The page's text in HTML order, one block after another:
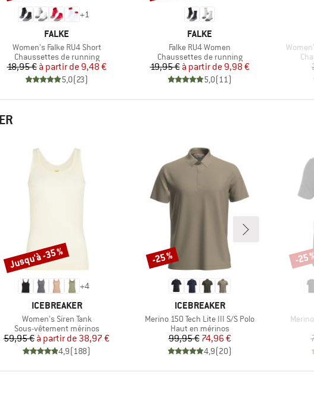
+1
MARQUE
FALKE
Article
Women's Falke RU4 Short
Product group
Chaussettes de running
Prix
18,95 € Prix réduit
à partir de 9,48 €
5,0(23)
MARQUE
FALKE
Article
Falke RU4 Women
Product group
Chaussettes de running
Prix
19,95 € Prix réduit
à partir de 9,98 €
5,0(11)
Article
+4
MARQUE
ICEBREAKER
Article
Women's Siren Tank
Product group
Sous-vêtement mérinos
Prix
59,95 € Prix réduit
à partir de 38,97 €
4,9(188)
Remise
Jusqu'à -35 %
MARQUE
ICEBREAKER
Article
Merino 150 Tech Lite III S/S Polo
Product group
Haut en mérinos
Prix
99,95 €Prix réduit
74,96 €
4,9(20)
Remise
-25 %
Article
-25